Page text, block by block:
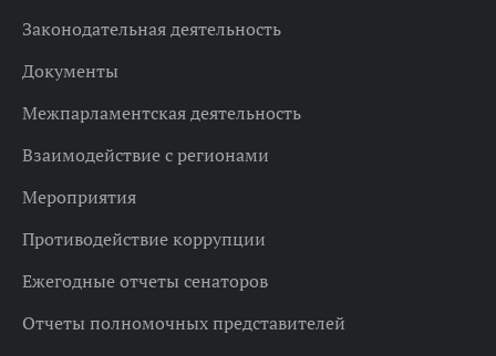
Законодательная деятельность
Документы
Межпарламентская деятельность
Взаимодействие с регионами
Мероприятия
Противодействие коррупции
Ежегодные отчеты сенаторов
Отчеты полномочных представителей